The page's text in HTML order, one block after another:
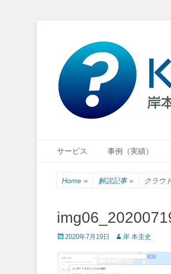
岸本ビジ
小さな会社・小さなお店のIT経営をナ
Primary Menu
サービス 事例（実績）
Home » 解説記事 » クラウ
Posted
2020年7月19日 Author
岸 本圭史